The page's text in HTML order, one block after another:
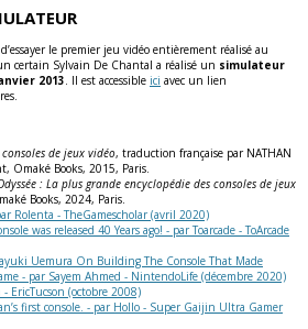
le premier jeu vidéo entièrement réalisé au
certain Sylvain De Chantal a réalisé un simulateur
2013. Il est accessible ici avec un lien
de jeux vidéo, traduction française par NATHAN
Omaké Books, 2015, Paris.
: La plus grande encyclopédie des consoles de jeux
Books, 2024, Paris.
Rolenta - TheGamescholar (avril 2020)
was released 40 Years ago! - par Toarcade - ToArcade
Uemura On Building The Console That Made
- par Sayem Ahmed - NintendoLife (décembre 2020)
EricTucson (octobre 2008)
first console. - par Hollo - Super Gaijin Ultra Gamer